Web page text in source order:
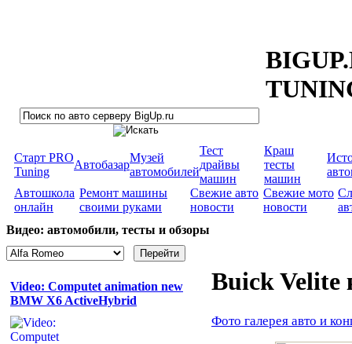
Старт PRO
Tuning
Автобазар
Музей
автомобилей
Тест
драйвы
машин
Краш
тесты
машин
Автошкола
онлайн
Ремонт машины
своими руками
Свежие авто
новости
Свежие мото
новости
Видео: автомобили, тесты и обзоры
Video: Computet animation new
BMW X6 ActiveHybrid
Buick Velite
Фото галерея авто и